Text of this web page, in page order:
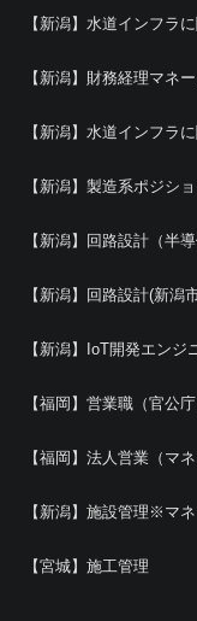
【新潟】水道インフラ
【新潟】財務経理マネ
【新潟】水道インフラ
【新潟】製造系ポジシ
【新潟】回路設計（半導
【新潟】回路設計(新潟
【新潟】IoT開発エンジ
【福岡】営業職（官公庁
【福岡】法人営業（マ
【新潟】施設管理※マ
【宮城】施工管理